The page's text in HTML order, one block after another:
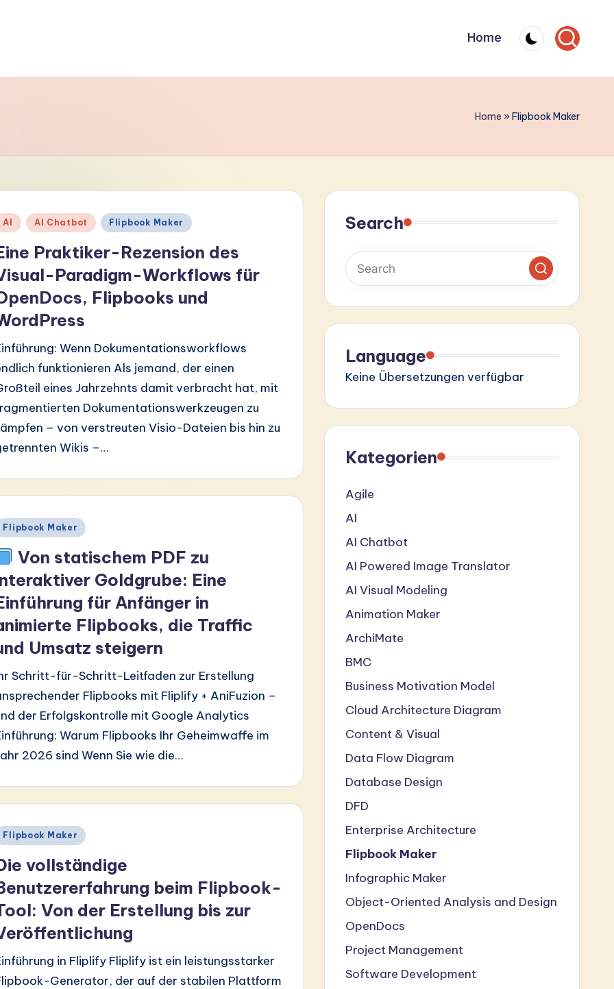
Home
Home »Flipbook Maker
AI AI Chatbot Flipbook Maker
Praktiker-Rezension des
Paradigm-Workflows für
Flipbooks und
Wenn Dokumentationsworkflows
funktionieren Als jemand, der einen
eines Jahrzehnts damit verbracht hat, mit
Dokumentationswerkzeugen zu
– von verstreuten Visio-Dateien bis hin zu
Wikis –…
Flipbook Maker
Von statischem PDF zu
Goldgrube: Eine
für Anfänger in
Flipbooks, die Traffic
Umsatz steigern
Schritt-für-Schritt-Leitfaden zur Erstellung
Flipbooks mit Fliplify + AniFuzion –
der Erfolgskontrolle mit Google Analytics
Warum Flipbooks Ihr Geheimwaffe im
2026 sind Wenn Sie wie die…
Flipbook Maker
vollständige
beim Flipbook-
Von der Erstellung bis zur
in Fliplify Fliplify ist ein leistungsstarker
Generator, der auf der stabilen Plattform
Search
Language
Keine Übersetzungen verfügbar
Kategorien
Agile
AI
AI Chatbot
AI Powered Image Translator
AI Visual Modeling
Animation Maker
ArchiMate
BMC
Business Motivation Model
Cloud Architecture Diagram
Content & Visual
Data Flow Diagram
Database Design
DFD
Enterprise Architecture
Flipbook Maker
Infographic Maker
Object-Oriented Analysis and Design
OpenDocs
Project Management
Software Development